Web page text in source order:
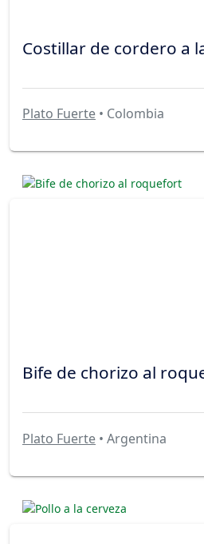
Costillar de cordero a
Plato Fuerte • Colombia
Bife de chorizo al
Plato Fuerte • Argentina